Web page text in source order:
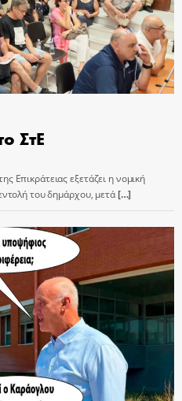
ΣτΕ
Επικράτειας εξετάζει η νομική
του δημάρχου, μετά[…]